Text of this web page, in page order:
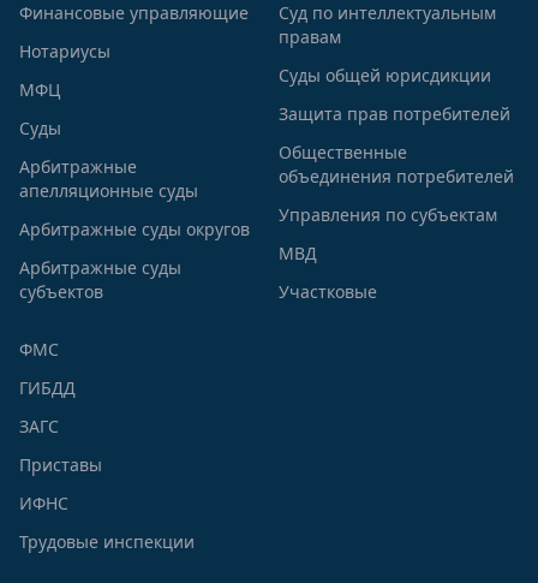
Финансовые управляющие
Нотариусы
МФЦ
Суды
Арбитражные
апелляционные суды
Арбитражные суды округов
Арбитражные суды
субъектов
Суд по интеллектуальным
правам
Суды общей юрисдикции
Защита прав потребителей
Общественные
объединения потребителей
Управления по субъектам
МВД
Участковые
ФМС
ГИБДД
ЗАГС
Приставы
ИФНС
Трудовые инспекции